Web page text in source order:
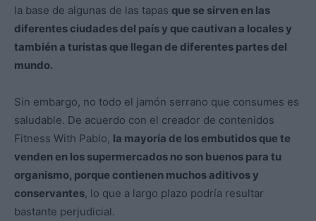
la base de algunas de las tapas que se sirven en las
diferentes ciudades del país y que cautivan a locales y
también a turistas que llegan de diferentes partes del
mundo.
Sin embargo, no todo el jamón serrano que consumes es
saludable. De acuerdo con el creador de contenidos
Fitness With Pablo, la mayoría de los embutidos que te
venden en los supermercados no son buenos para tu
organismo, porque contienen muchos aditivos y
conservantes, lo que a largo plazo podría resultar
bastante perjudicial.